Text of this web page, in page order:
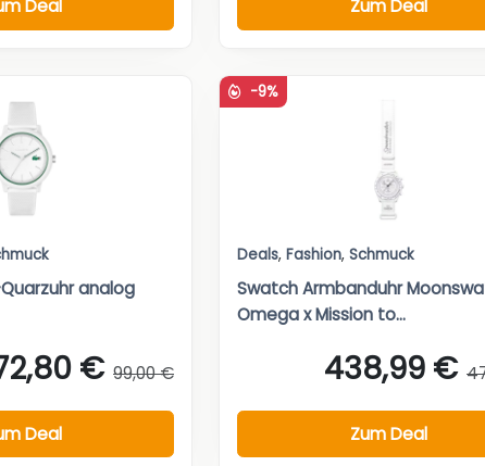
Deal Zum Deal
analog
€ 99,00 €
Deal
-9%
Deals, Fashion, Schmuck
Swatch Armbanduhr
Omega x Mission to...
438,99 €
Zum Deal